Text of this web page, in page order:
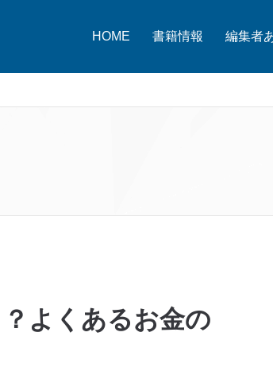
HOME 書籍情報 編集者
よくあるお金の